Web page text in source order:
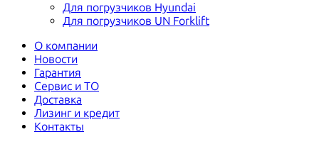
Для погрузчиков Hyundai
Для погрузчиков UN Forklift
О компании
Новости
Гарантия
Сервис и ТО
Доставка
Лизинг и кредит
Контакты